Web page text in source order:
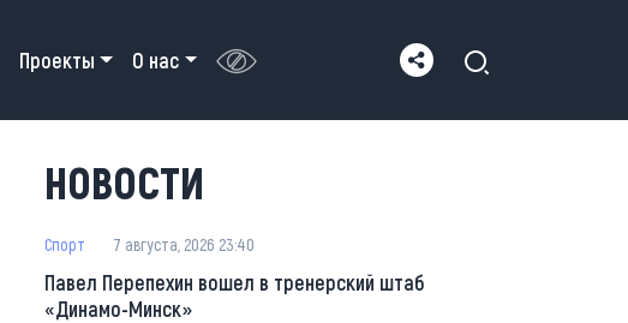
Проекты О нас
НОВОСТИ
Спорт 7 августа, 2026 23:40
Павел Перепехин вошел в тренерский штаб
«Динамо-Минск»